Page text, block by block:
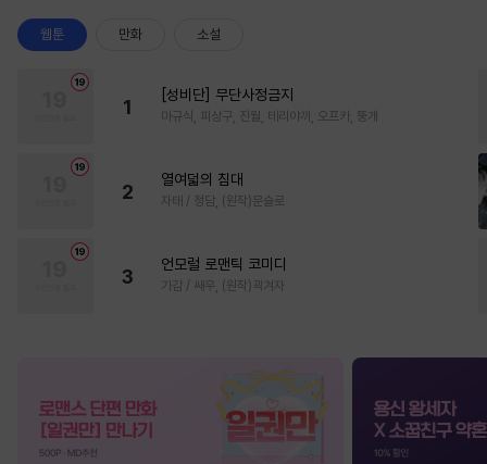
웹툰 만화 소설
1
[성비단] 무단사정금지
마규식, 피상구, 진월, 테리야끼, 오프카, 뚱개
2
열여덟의 침대
자태 / 청담, (원작)문슬로
3
언모럴 로맨틱 코미디
가감 / 쌔우, (원작)곽겨자